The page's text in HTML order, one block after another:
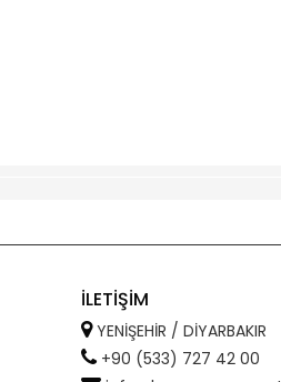
İLETİŞİM
YENİŞEHİR / DİYARBAKIR
+90 (533) 727 42 00